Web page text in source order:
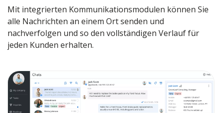
Mit integrierten Kommunikationsmodulen können Sie
alle Nachrichten an einem Ort senden und
nachverfolgen und so den vollständigen Verlauf für
jeden Kunden erhalten.